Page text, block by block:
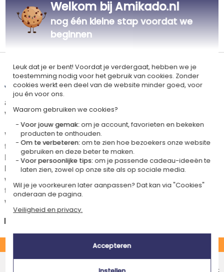
Levertijd en verzendkosten
Dit artikel wordt gepersonaliseerd in ons Amikado
atelier. Het komt in aanmerking voor de aanbieding «Gratis verzending
vanaf 85 € aankoop» -Zie voorwaarden
Voor elke bestelling onder 85 €, zijn de onderstaande verzendkosten van
toepassing.
De geschatte levertijden kunt je hieronder vinden. Je kunt de
bezorgopties bepalen: normale levering of express levering. Per cadeau
worden de mogelijke leveropties weergegeven op de artikelpagina en
tijdens de stappen van je winkelwagen. (Als je het geld overmaakt, houd
wel rekening met 3-4 dagen extra levertijd van je cadeau.)
Nederland
STANDAARD
Voordelig afhaalpunt
Welkom bij Amikado.nl
nog één kleine stap voordat we
beginnen
Leuk dat je er bent! Voordat je verdergaat, hebben we je
toestemming nodig voor het gebruik van cookies. Zonder
cookies werkt een deel van de website minder goed, voor
jou én voor ons.
Waarom gebruiken we cookies?
Voor jouw gemak:om je account, favorieten en bekeken
producten te onthouden.
Om te verbeteren:om te zien hoe bezoekers onze website
gebruiken en deze beter te maken.
Voor persoonlijke tips:om je passende cadeau-ideeën te
laten zien, zowel op onze site als op sociale media.
Wil je je voorkeuren later aanpassen? Dat kan via "Cookies"
onderaan de pagina.
Veiligheid en privacy.
Accepteren